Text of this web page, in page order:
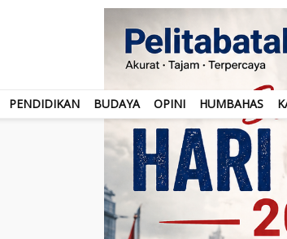
PENDIDIKAN BUDAYA OPINI HUMBAHAS